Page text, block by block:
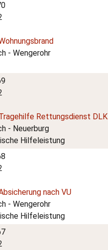
- Wengerohr
Rettungsdienst DLK
- Neuerburg
Hilfeleistung
nach VU
- Wengerohr
Hilfeleistung